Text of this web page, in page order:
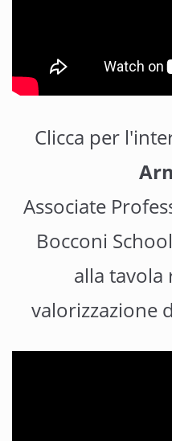
Clicca per
Associate
Bocconi
alla
valorizzazione